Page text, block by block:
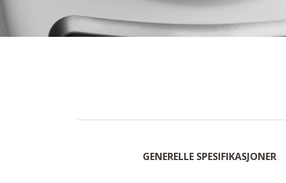
GENERELLE SPESIFIKASJONER